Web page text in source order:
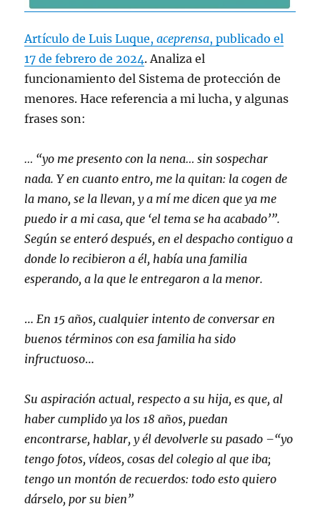
Artículo de Luis Luque,aceprensa, publicado el
17 de febrero de 2024. Analiza el
funcionamiento del Sistema de protección de
menores. Hace referencia a mi lucha, y algunas
frases son:
… “yo me presento con la nena… sin sospechar
nada. Y en cuanto entro, me la quitan: la cogen de
la mano, se la llevan, y a mí me dicen que ya me
puedo ir a mi casa, que ‘el tema se ha acabado’”.
Según se enteró después, en el despacho contiguo a
donde lo recibieron a él, había una familia
esperando, a la que le entregaron a la menor.
…En 15 años, cualquier intento de conversar en
buenos términos con esa familia ha sido
infructuoso…
Su aspiración actual, respecto a su hija, es que, al
haber cumplido ya los 18 años, puedan
encontrarse, hablar, y él devolverle su pasado –“yo
tengo fotos, vídeos, cosas del colegio al que iba;
tengo un montón de recuerdos: todo esto quiero
dárselo, por su bien”